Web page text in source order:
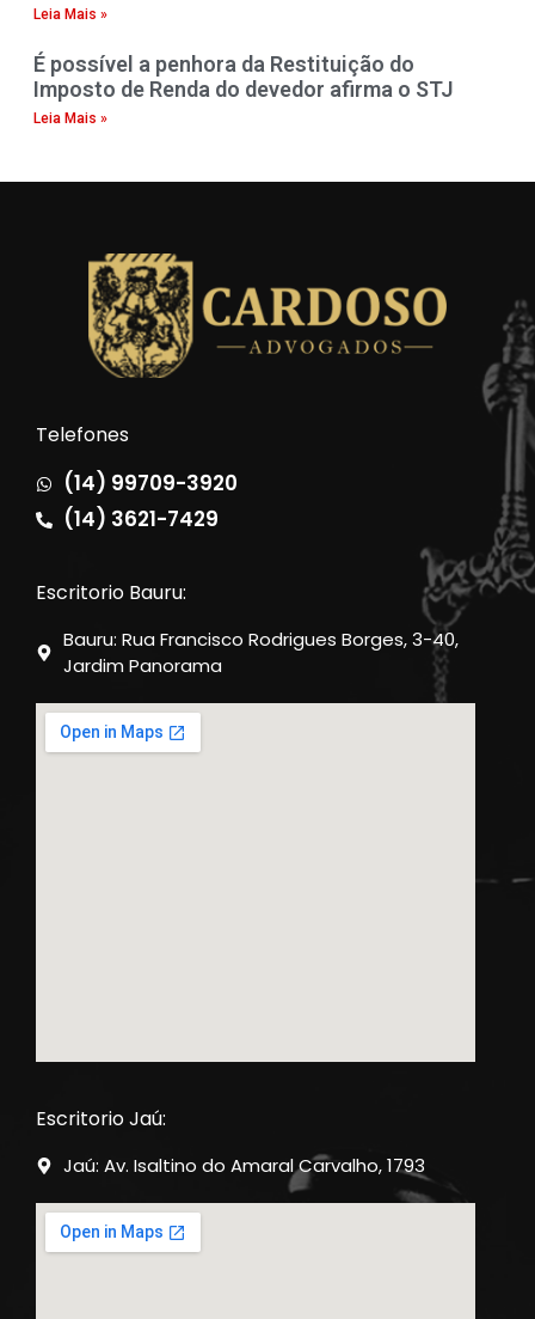
Leia Mais »
É possível a penhora da Restituição do
Imposto de Renda do devedor afirma o STJ
Leia Mais »
Telefones
(14) 99709-3920
(14) 3621-7429
Escritorio Bauru:
Bauru: Rua Francisco Rodrigues Borges, 3-40,
Jardim Panorama
Escritorio Jaú:
Jaú: Av. Isaltino do Amaral Carvalho, 1793